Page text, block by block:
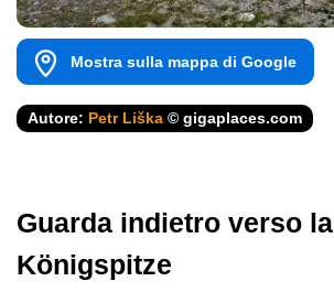
Mostra sulla mappa di Google
Autore: Petr Liška © gigaplaces.com
Guarda indietro verso la
Königspitze